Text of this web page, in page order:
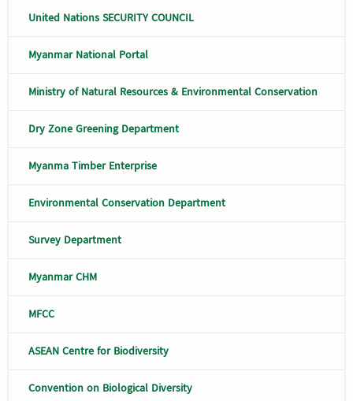
United Nations SECURITY COUNCIL
Myanmar National Portal
Ministry of Natural Resources & Environmental Conservation
Dry Zone Greening Department
Myanma Timber Enterprise
Environmental Conservation Department
Survey Department
Myanmar CHM
MFCC
ASEAN Centre for Biodiversity
Convention on Biological Diversity